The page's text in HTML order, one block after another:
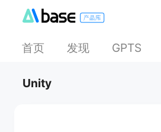
首页 发现 GPTS
Unity